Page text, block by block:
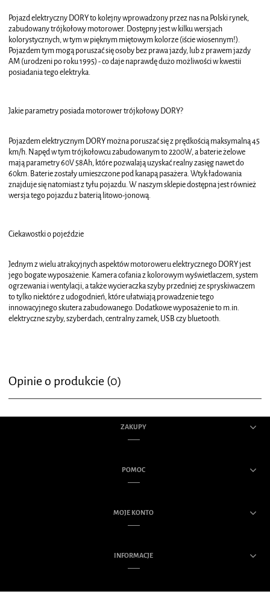
Pojazd elektryczny DORY to kolejny wprowadzony przez nas na Polski rynek,
zabudowany trójkołowy motorower. Dostępny jest w kilku wersjach
kolorystycznych, w tym w pięknym miętowym kolorze (iście wiosennym!).
Pojazdem tym mogą poruszać się osoby bez prawa jazdy, lub z prawem jazdy
AM (urodzeni po roku 1995) - co daje naprawdę dużo możliwości w kwestii
posiadania tego elektryka.
Jakie parametry posiada motorower trójkołowy DORY?
Pojazdem elektrycznym DORY można poruszać się z prędkością maksymalną 45
km/h. Napęd w tym trójkołowcu zabudowanym to 2200W, a baterie żelowe
mają parametry 60V 58Ah, które pozwalają uzyskać realny zasięg nawet do
60km. Baterie zostały umieszczone pod kanapą pasażera. Wtyk ładowania
znajduje się natomiast z tyłu pojazdu. W naszym sklepie dostępna jest również
wersja tego pojazdu z baterią litowo-jonową.
Ciekawostki o pojeździe
Jednym z wielu atrakcyjnych aspektów motoroweru elektrycznego DORY jest
jego bogate wyposażenie. Kamera cofania z kolorowym wyświetlaczem, system
ogrzewania i wentylacji, a także wycieraczka szyby przedniej ze spryskiwaczem
to tylko niektóre z udogodnień, które ułatwiają prowadzenie tego
innowacyjnego skutera zabudowanego. Dodatkowe wyposażenie to m.in.
elektryczne szyby, szyberdach, centralny zamek, USB czy bluetooth.
Opinie o produkcie (0)
ZAKUPY
POMOC
MOJE KONTO
INFORMACJE